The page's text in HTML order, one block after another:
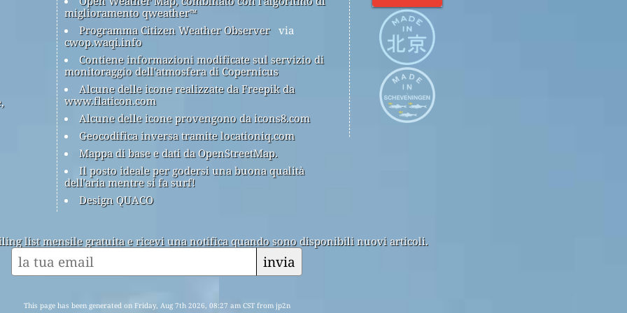
miglioramento qweather™
Programma Citizen Weather Observer via
cwop.waqi.info
Contiene informazioni modificate sul servizio di
monitoraggio dell'atmosfera di Copernicus
Alcune delle icone realizzate da Freepik da
www.flaticon.com
Alcune delle icone provengono da icons8.com
Geocodifica inversa tramite locationiq.com
Mappa di base e dati da OpenStreetMap.
Il posto ideale per godersi una buona qualità
dell'aria mentre si fa surf!
Design QUACO
list mensile gratuita e ricevi una notifica quando sono disponibili nuovi articoli.
invia
This page has been generated on Friday, Aug 7th 2026, 08:27 am CST from jp2n